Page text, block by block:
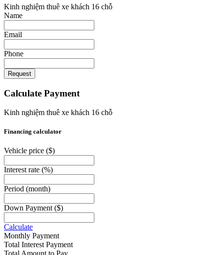
Kinh nghiệm thuê xe khách 16 chỗ
Name
Email
Phone
Request
Calculate Payment
Kinh nghiệm thuê xe khách 16 chỗ
Financing calculator
Vehicle price ($)
Interest rate (%)
Period (month)
Down Payment ($)
Calculate
Monthly Payment
Total Interest Payment
Total Amount to Pay